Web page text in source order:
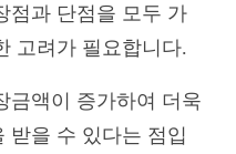
점과 단점을 모두 가
고려가 필요합니다.
금액이 증가하여 더욱
받을 수 있다는 점입